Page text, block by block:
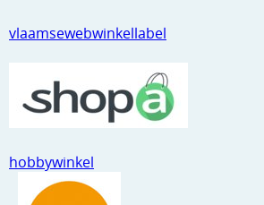
vlaamsewebwinkellabel
hobbywinkel